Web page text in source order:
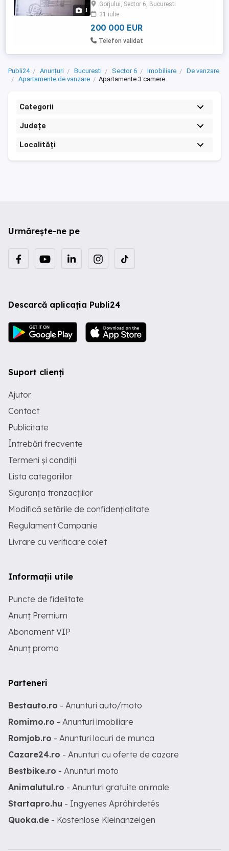
1
transformat in intrare Se poate imparti si
in doua pentru doua chirii separate in
cazul in care doriti sa ...
Gorjului, Sector 6, Bucuresti
31 iulie
200 000 EUR
Telefon validat
Publi24 Anunțuri Bucuresti Sector 6 Imobiliare
De vanzare
Apartamente de vanzare
Apartamente 3 camere
Categorii
Județe
Localități
Urmărește-ne pe
Descarcă aplicația Publi24
Suport clienți
Ajutor
Contact
Publicitate
Întrebări frecvente
Termeni și condiții
Lista categoriilor
Siguranța tranzacțiilor
Modifică setările de confidențialitate
Regulament Campanie
Livrare cu verificare colet
Informații utile
Puncte de fidelitate
Anunț Premium
Abonament VIP
Anunț promo
Parteneri
Bestauto.ro - Anunturi auto/moto
Romimo.ro - Anunturi imobiliare
Romjob.ro - Anunturi locuri de munca
Cazare24.ro - Anunturi cu oferte de cazare
Bestbike.ro - Anunturi moto
Animalutul.ro - Anunturi gratuite animale
Startapro.hu - Ingyenes Apróhirdetés
Quoka.de - Kostenlose Kleinanzeigen